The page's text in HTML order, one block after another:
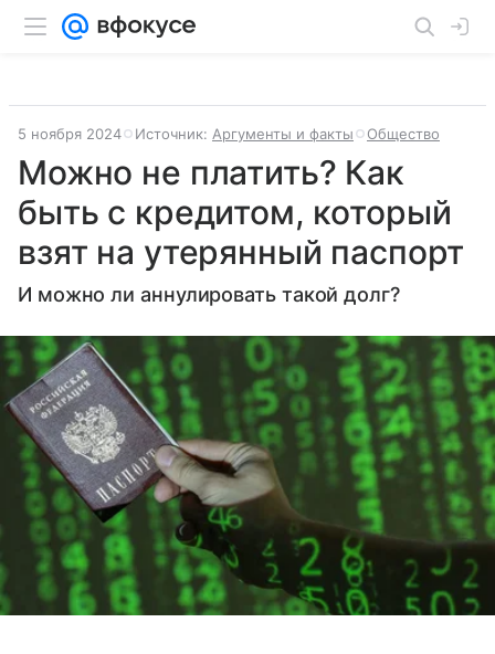
5 ноября 2024 Источник: Аргументы и факты Общество
Можно не платить? Как
быть с кредитом, который
взят на утерянный паспорт
И можно ли аннулировать такой долг?